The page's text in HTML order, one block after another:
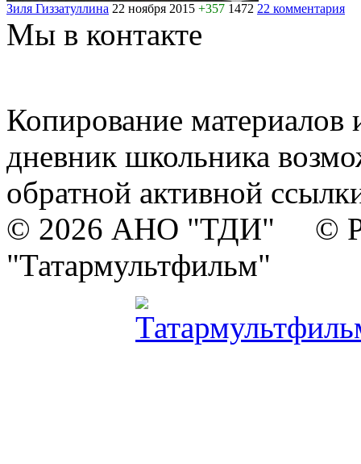
Зиля Гиззатуллина 22 ноября 2015 +357 1472 22 комментария
Мы в контакте
Копирование материалов
дневник школьника
обратной активной
© 2026 АНО "ТДИ" ©
"Татармультфильм"